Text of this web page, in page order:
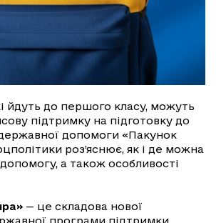
йдуть до першого класу, можуть
підтримку на підготовку до
допомоги «Пакунок
роз’яснює, як і де можна
а також особливості
— це складова нової